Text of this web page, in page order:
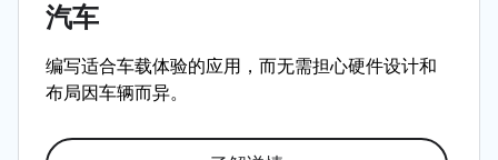
汽车
编写适合车载体验的应用，而无需担心硬件设计和
布局因车辆而异。